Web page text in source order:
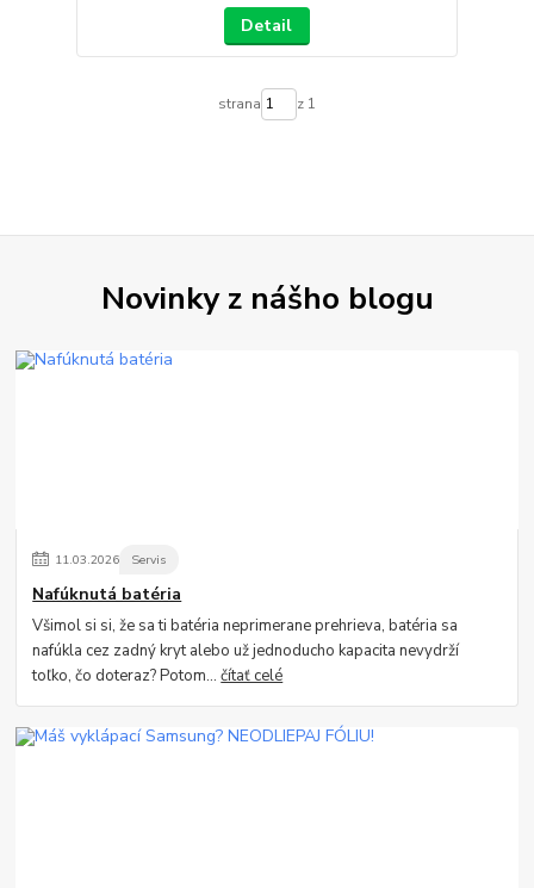
Detail
strana z 1
Novinky z nášho blogu
11.03.2026 Servis
Nafúknutá batéria
Všimol si si, že sa ti batéria neprimerane prehrieva, batéria sa
nafúkla cez zadný kryt alebo už jednoducho kapacita nevydrží
toľko, čo doteraz? Potom...čítať celé